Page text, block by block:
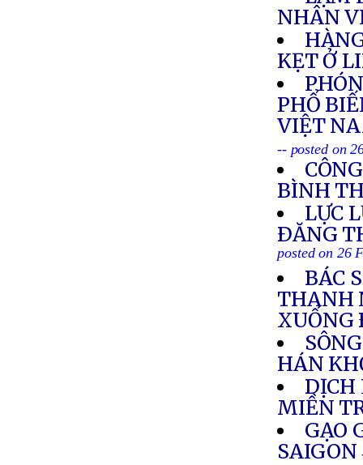
NHÂN
KẸT Ở
PHỔ
VIỆT
-- posted on
BÌNH
LỰC
ÐĂNG
posted on 26
BÁC
THANH
XUỐNG
HÁN
DỊCH
MIỀN
GẠO
SAIGON